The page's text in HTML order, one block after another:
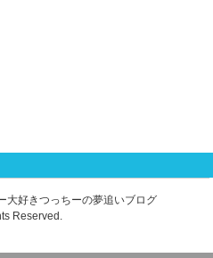
大好きつっちーの夢追いブログ
Reserved.